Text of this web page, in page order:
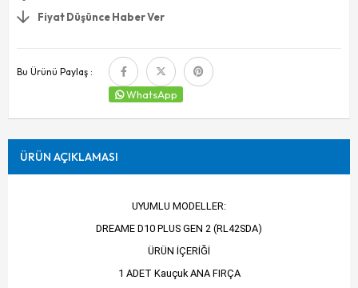
Fiyat Düşünce Haber Ver
Bu Ürünü Paylaş :
WhatsApp
ÜRÜN AÇIKLAMASI
UYUMLU MODELLER:
DREAME D10 PLUS GEN 2 (RL42SDA)
ÜRÜN İÇERİĞİ
1 ADET Kauçuk ANA FIRÇA